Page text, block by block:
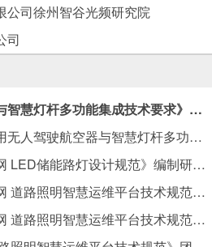
公司徐州智谷光频研究院
司
《民用无人驾驶航空器与智慧灯杆多功能集成技术要求》团体标准编制组第二次工作会议在南京召开
协会召开团体标准《民用无人驾驶航空器与智慧灯杆多功能集成技术要求》编制启动会
协会召开团标《数字灯网 LED储能路灯设计规范》编制研讨会
协会召开团标《数字灯网 道路照明智慧运维平台技术规范》专家审查会
协会召开团标《数字灯网 道路照明智慧运维平台技术规范》内部审查会